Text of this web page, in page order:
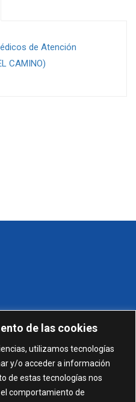
de las cookies
utilizamos tecnologías
y/o acceder a información
de estas tecnologías nos
comportamiento de
de Atención
CAMINO)
21003 Huelva